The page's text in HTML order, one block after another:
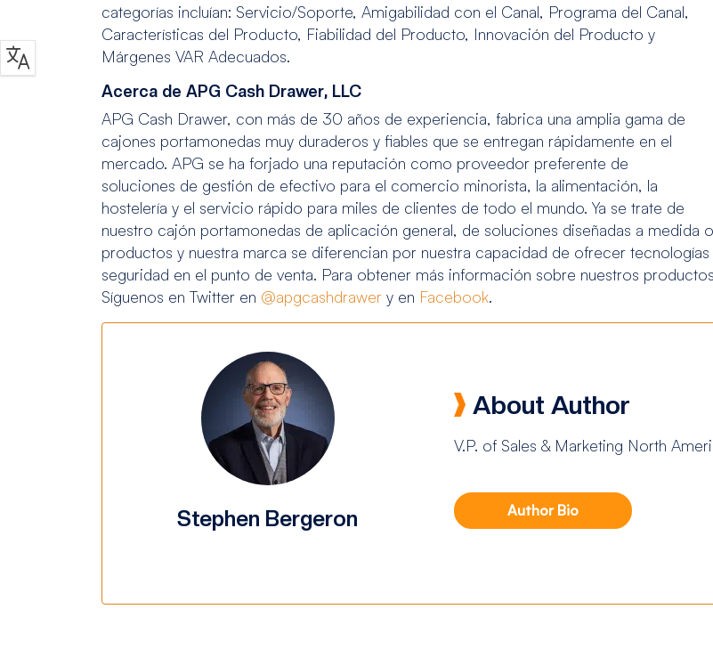
categorías incluían: Servicio/Soporte, Amigabilidad con el Canal, Programa del Canal,
Características del Producto, Fiabilidad del Producto, Innovación del Producto y
Márgenes VAR Adecuados.
Acerca de APG Cash Drawer, LLC
APG Cash Drawer, con más de 30 años de experiencia, fabrica una amplia gama de
cajones portamonedas muy duraderos y fiables que se entregan rápidamente en el
mercado. APG se ha forjado una reputación como proveedor preferente de
soluciones de gestión de efectivo para el comercio minorista, la alimentación, la
hostelería y el servicio rápido para miles de clientes de todo el mundo. Ya se trate de
nuestro cajón portamonedas de aplicación general, de soluciones diseñadas a medida
productos y nuestra marca se diferencian por nuestra capacidad de ofrecer
seguridad en el punto de venta. Para obtener más información sobre nuestros
Síguenos en Twitter en @apgcashdrawer y en Facebook.
Stephen Bergeron
About Author
V.P. of Sales & Marketing North
Author Bio